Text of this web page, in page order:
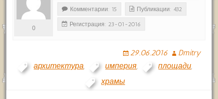
0
Комментарии: 15 Публикации: 432
Регистрация: 23-01-2016
29.06.2016
Dmitry
архитектура, империя, площади,
храмы